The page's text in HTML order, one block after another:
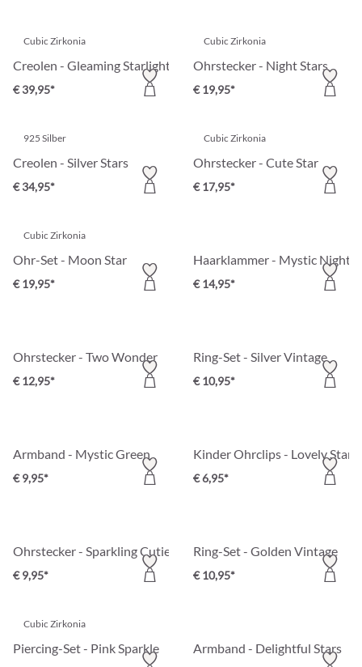
Cubic Zirkonia
Creolen - Gleaming Starlight
€ 39,95*
Cubic Zirkonia
Ohrstecker - Night Stars
€ 19,95*
925 Silber
Creolen - Silver Stars
€ 34,95*
Cubic Zirkonia
Ohrstecker - Cute Star
€ 17,95*
Cubic Zirkonia
Ohr-Set - Moon Star
€ 19,95*
Haarklammer - Mystic Night
€ 14,95*
Ohrstecker - Two Wonder
€ 12,95*
Ring-Set - Silver Vintage
€ 10,95*
Armband - Mystic Green
€ 9,95*
Kinder Ohrclips - Lovely
€ 6,95*
Ohrstecker - Sparkling Cutie
€ 9,95*
Ring-Set - Golden Vintage
€ 10,95*
Cubic Zirkonia
Piercing-Set - Pink Sparkle Armband - Delightful Stars